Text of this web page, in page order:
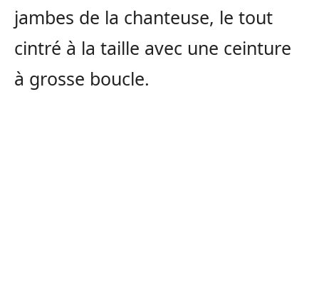
jambes de la chanteuse, le tout
cintré à la taille avec une ceinture
à grosse boucle.